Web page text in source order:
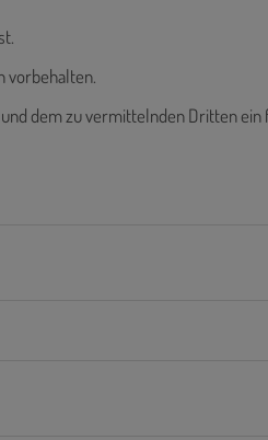
vorbehalten.
dem zu vermittelnden Dritten